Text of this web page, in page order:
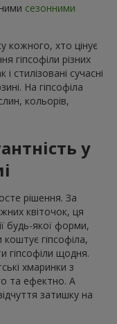
сезонними
кожного, хто цінує
гіпсофіли різних
стилізовані сучасні
На гіпсофіла
кольорів,
у
рішення. За
квіточок, ця
будь-якої форми,
гіпсофіла,
гіпсофіли щодня.
хмаринки з
та ефектно. А
затишку на